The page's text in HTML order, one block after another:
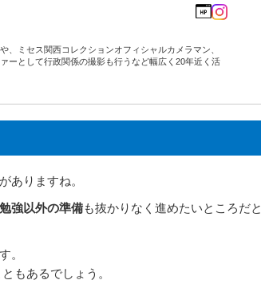
、ミセス関西コレクションオフィシャルカメラマン、
ーとして行政関係の撮影も行うなど幅広く20年近く活
ありますね。
勉強以外の準備も抜かりなく進めたいところだと
。
もあるでしょう。